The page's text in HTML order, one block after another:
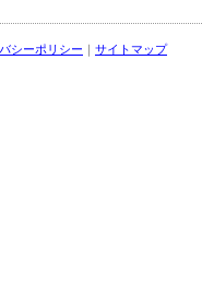
シーポリシー ｜ サイトマップ